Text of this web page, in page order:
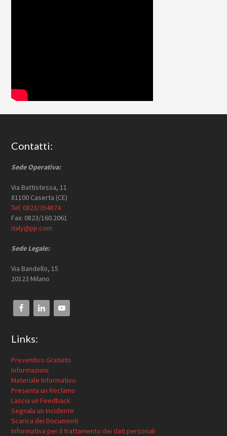
Footer
Contatti:
Sede Operativa:
Via Battistessa, 11
81100 Caserta (CE)
Tel: 0823/354874
Fax: 0823/160.2061
italy@pjr.com
Sede Legale:
Via Bandello, 15
20123 Milano
Links:
Preventivo Gratuito
Informazioni
Materiale Informativo
Presenta un Reclamo
Lascia un Feedback
Segnala un Incidente
Scarica dei Documenti
Informativa per il trattamento dei dati personali